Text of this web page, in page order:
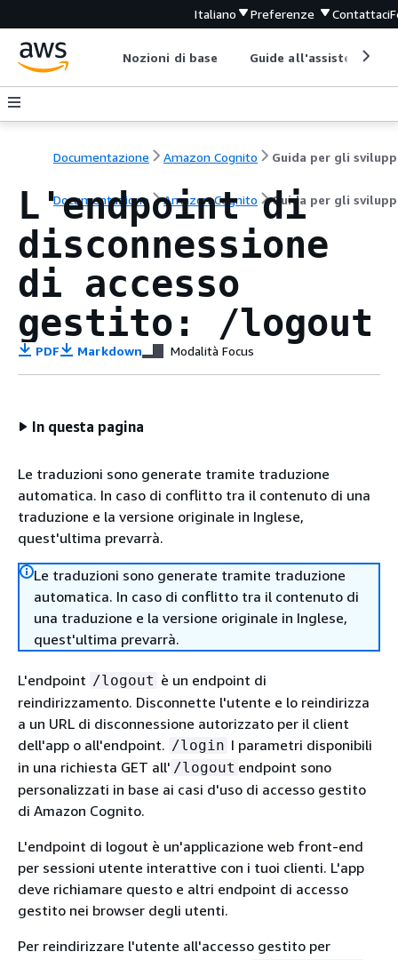
Italiano Preferenze Contattaci
Nozioni di base Guide all'assistenza
Documentazione Amazon Cognito
Documentazione Amazon Cognito Guida per gli
L'endpoint di
disconnessione
di accesso
gestito: /logout
PDF Markdown Modalità Focus
In questa pagina
Le traduzioni sono generate tramite traduzione
automatica. In caso di conflitto tra il contenuto di una
traduzione e la versione originale in Inglese,
quest'ultima prevarrà.
Le traduzioni sono generate tramite traduzione
automatica. In caso di conflitto tra il contenuto di
una traduzione e la versione originale in Inglese,
quest'ultima prevarrà.
L'endpoint /logout è un endpoint di
reindirizzamento. Disconnette l'utente e lo reindirizza
a un URL di disconnessione autorizzato per il client
dell'app o all'endpoint. /login I parametri disponibili
in una richiesta GET all' /logout endpoint sono
personalizzati in base ai casi d'uso di accesso gestito
di Amazon Cognito.
L'endpoint di logout è un'applicazione web front-end
per sessioni utente interattive con i tuoi clienti. L'app
deve richiamare questo e altri endpoint di accesso
gestito nei browser degli utenti.
Per reindirizzare l'utente all'accesso gestito per